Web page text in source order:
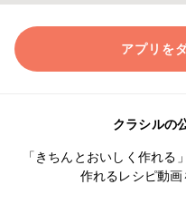
アプリを
クラシルの
「きちんとおいしく作れる
作れるレシピ動画